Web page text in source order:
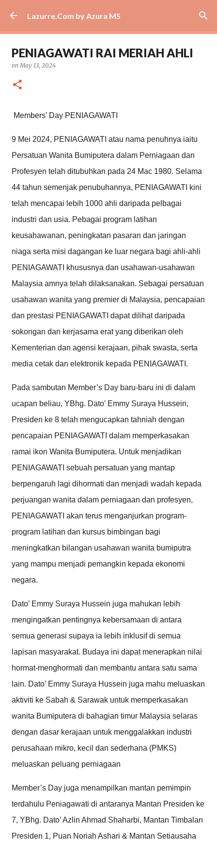
Skip to main content
Lazurre.Com by Azura MS
PENIAGAWATI RAI MERIAH AHLI
onMay 13, 2024
Members’ Day PENIAGAWATI
9 Mei 2024, PENIAGAWATI atau nama penuhnya iaitu
Persatuan Wanita Bumiputera dalam Perniagaan dan
Profesyen telah ditubuhkan pada 24 Mac 1980. Selama
44 tahun semenjak penubuhannya, PENIAGAWATI kini
telah mencapai lebih 1000 ahli daripada pelbagai
industri dan usia. Pebagai program latihan
keusahawanan, peningkatan pasaran dan jaringan
niaga serta misi dagangan ke luar negara bagi ahli-ahli
PENIAGAWATI khususnya dan usahawan-usahawan
Malaysia amnya telah dilaksanakan. Sebagai persatuan
usahawan wanita yang premier di Malaysia, pencapaian
dan prestasi PENIAGAWATI dapat dilihat daripada
sokongan dan kerjasama erat yang diberikan oleh
Kementerian dan agensi kerajaan, pihak swasta, serta
media cetak dan elektronik kepada PENIAGAWATI.
Pada sambutan Member’s Day baru-baru ini di dalam
ucapan beliau, YBhg. Dato’ Emmy Suraya Hussein,
Presiden ke 8 telah mengucapkan tahniah dengan
pencapaian PENIAGAWATI dalam memperkasakan
ramai ikon Wanita Bumiputera. Untuk menjadikan
PENIAGAWATI sebuah persatuan yang mantap
berpengaruh lagi dihormati dan menjadi wadah kepada
perjuangan wanita dalam perniagaan dan profesyen,
PENIAGAWATI akan terus menganjurkan program-
program latihan dan kursus bimbingan bagi
meningkatkan bilangan usahawan wanita bumiputra
yang mampu menjadi pemangkin kepada ekonomi
negara.
Dato’ Emmy Suraya Hussein juga mahukan lebih
mengingatkan pentingnya kebersamaan di antara
semua generasi supaya ia lebih inklusif di semua
lapisan masyarakat. Budaya ini dapat menerapkan nilai
hormat-menghormati dan membantu antara satu sama
lain. Dato’ Emmy Suraya Hussein juga mahu meluaskan
aktiviti ke Sabah & Sarawak untuk memperkasakan
wanita Bumiputera di bahagian timur Malaysia selaras
dengan dasar kerajaan untuk menggalakkan industri
perusahaan mikro, kecil dan sederhana (PMKS)
meluaskan peluang perniagaan
Member’s Day juga menampilkan mantan pemimpin
terdahulu Peniagawati di antaranya Mantan Presiden ke
7, YBhg. Dato’ Azlin Ahmad Shaharbi, Mantan Timbalan
Presiden 1, Puan Noriah Ashari & Mantan Setiausaha